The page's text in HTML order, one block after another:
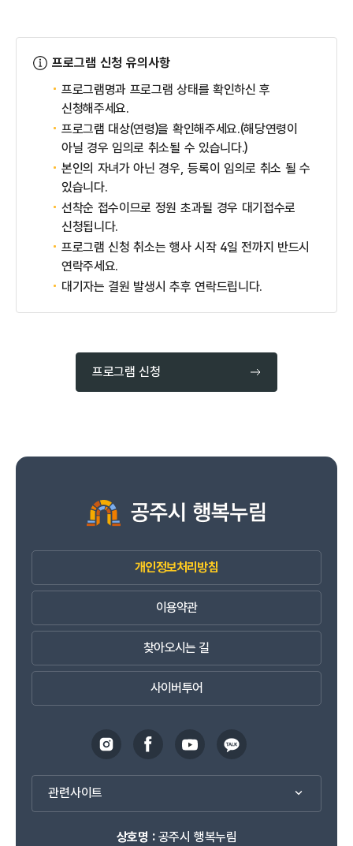
프로그램 신청 유의사항
프로그램명과 프로그램 상태를 확인하신 후
신청해주세요.
프로그램 대상(연령)을 확인해주세요.(해당연령이
아닐 경우 임의로 취소될 수 있습니다.)
본인의 자녀가 아닌 경우, 등록이 임의로 취소 될 수
있습니다.
선착순 접수이므로 정원 초과될 경우 대기접수로
신청됩니다.
프로그램 신청 취소는 행사 시작 4일 전까지 반드시
연락주세요.
대기자는 결원 발생시 추후 연락드립니다.
프로그램 신청
개인정보처리방침
이용약관
찾아오시는 길
사이버투어
관련사이트
상호명 :공주시 행복누림